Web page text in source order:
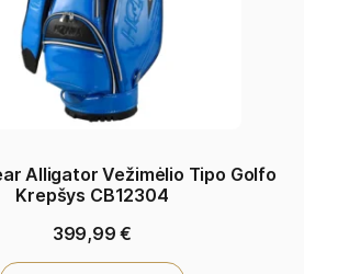
Alligator Vežimėlio Tipo Golfo
Krepšys CB12304
399,99€